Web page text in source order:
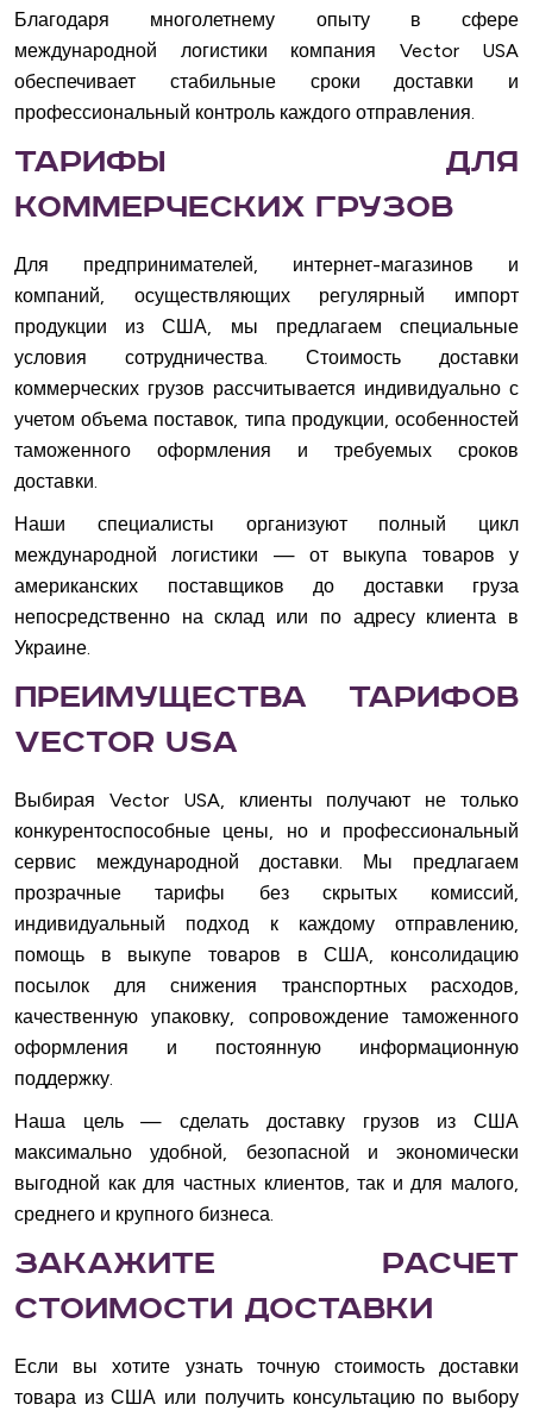
Благодаря многолетнему опыту в сфере
международной логистики компания Vector USA
обеспечивает стабильные сроки доставки и
профессиональный контроль каждого отправления.
Тарифы для
коммерческих грузов
Для предпринимателей, интернет-магазинов и
компаний, осуществляющих регулярный импорт
продукции из США, мы предлагаем специальные
условия сотрудничества. Стоимость доставки
коммерческих грузов рассчитывается индивидуально с
учетом объема поставок, типа продукции, особенностей
таможенного оформления и требуемых сроков
доставки.
Наши специалисты организуют полный цикл
международной логистики — от выкупа товаров у
американских поставщиков до доставки груза
непосредственно на склад или по адресу клиента в
Украине.
Преимущества тарифов
Vector USA
Выбирая Vector USA, клиенты получают не только
конкурентоспособные цены, но и профессиональный
сервис международной доставки. Мы предлагаем
прозрачные тарифы без скрытых комиссий,
индивидуальный подход к каждому отправлению,
помощь в выкупе товаров в США, консолидацию
посылок для снижения транспортных расходов,
качественную упаковку, сопровождение таможенного
оформления и постоянную информационную
поддержку.
Наша цель — сделать доставку грузов из США
максимально удобной, безопасной и экономически
выгодной как для частных клиентов, так и для малого,
среднего и крупного бизнеса.
Закажите расчет
стоимости доставки
Если вы хотите узнать точную стоимость доставки
товара из США или получить консультацию по выбору